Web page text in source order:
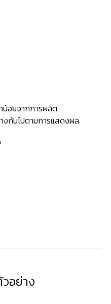
น้อยจากการผลิต
งกันไปตามการแสดงผล
อย่าง